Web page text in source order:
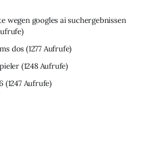
wegen googles ai suchergebnissen
dos (1277 Aufrufe)
(1248 Aufrufe)
(1247 Aufrufe)